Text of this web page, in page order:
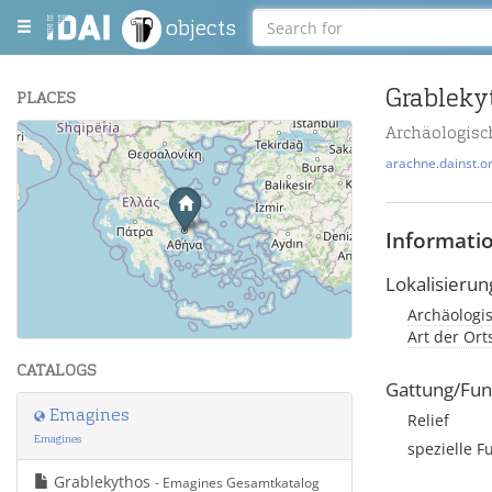
objects
PLACES
+
−
| Maps and Data ©
CATALOGS
Emagines
Emagines
Grablekythos - Emagines Gesamtkatalog
Art der
Gattung/
Relief
spezielle